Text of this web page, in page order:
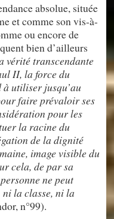
absolue, située
et comme son vis-à-
ou encore de
bien d’ailleurs
vérité transcendante
II, la force du
utiliser jusqu’au
faire prévaloir ses
pour les
la racine du
de la dignité
image visible du
cela, de par sa
ne peut
la classe, ni la
n°99).